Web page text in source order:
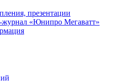
презентации
«Юнипро Мегаватт»